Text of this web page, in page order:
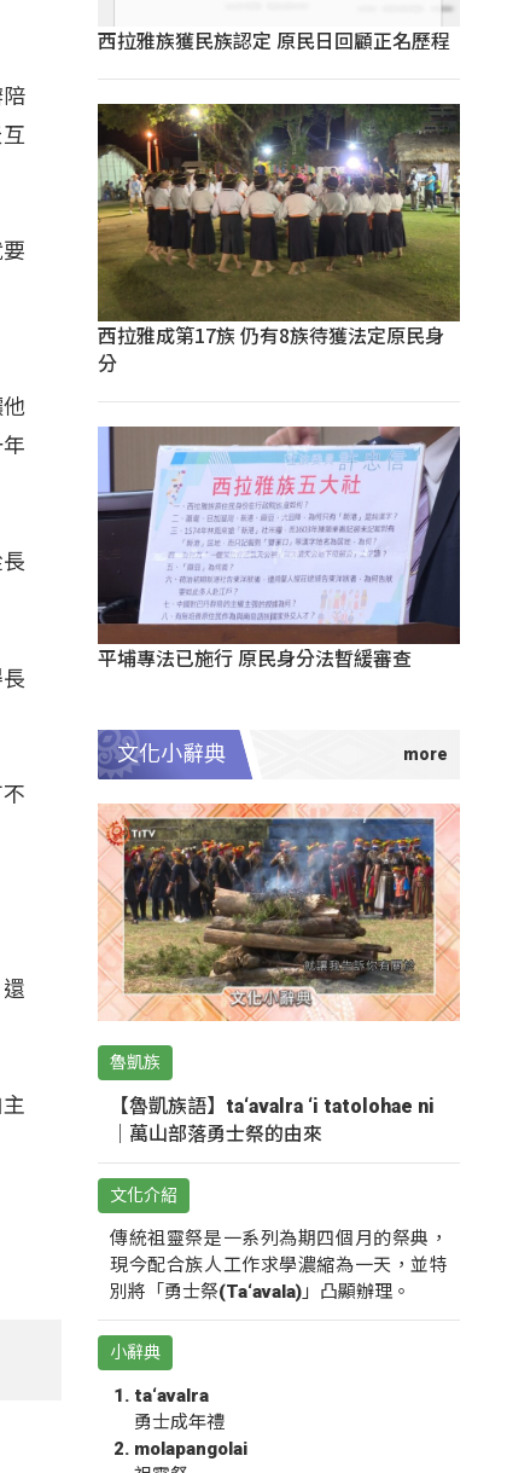
西拉雅族獲民族認定 原民日回顧正名歷程
西拉雅成第17族 仍有8族待獲法定原民身
分
平埔專法已施行 原民身分法暫緩審查
文化小辭典
魯凱族
【魯凱族語】ta‘avalra ‘i tatolohae ni
｜萬山部落勇士祭的由來
文化介紹
傳統祖靈祭是一系列為期四個月的祭典，
現今配合族人工作求學濃縮為一天，並特
別將「勇士祭(Ta‘avala)」凸顯辦理。
小辭典
ta‘avalra
勇士成年禮
molapangolai